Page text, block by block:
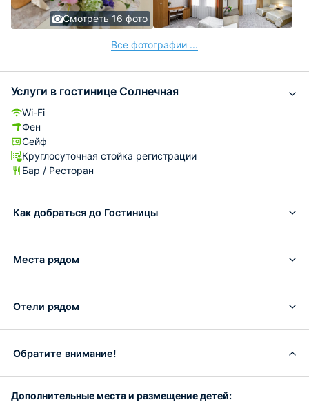
Смотреть 16 фото
Все фотографии ...
Услуги в гостинице Солнечная
Wi-Fi
Фен
Сейф
Круглосуточная стойка регистрации
Бар / Ресторан
Как добраться до Гостиницы
Места рядом
Отели рядом
Обратите внимание!
Дополнительные места и размещение детей: